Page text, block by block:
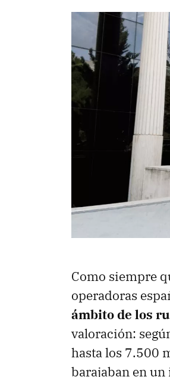
Como siempre
operadoras
ámbito de los
valoración:
hasta los 7.500
barajaban en